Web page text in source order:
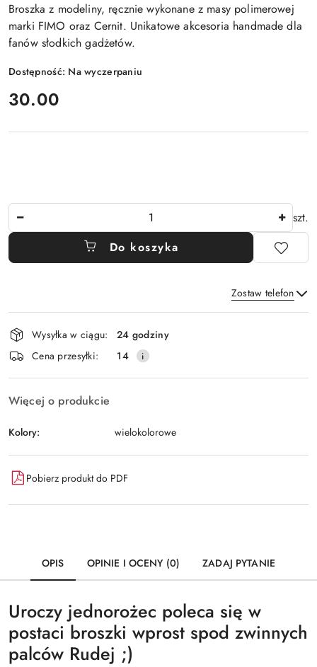
Broszka z modeliny, ręcznie wykonane z masy polimerowej
marki FIMO oraz Cernit. Unikatowe akcesoria handmade dla
fanów słodkich gadżetów.
Dostępność: Na wyczerpaniu
cena:
30.00
szt.
Do koszyka
Zostaw telefon
Wyślij
Dostępność
i
dostawa
Wysyłka w ciągu:
24 godziny
Cena przesyłki:
14
Więcej o produkcie
Kolory: wielokolorowe
Pobierz produkt do PDF
OPIS OPINIE I OCENY (0) ZADAJ PYTANIE
Uroczy jednorożec poleca się w
postaci broszki wprost spod zwinnych
palców Rudej ;)